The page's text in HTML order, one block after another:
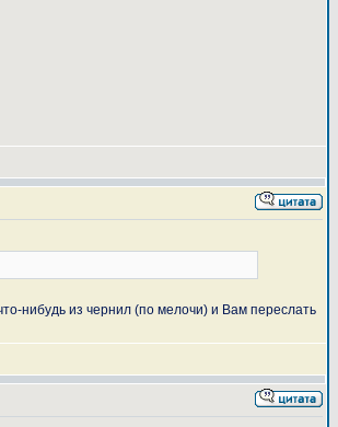
нибудь из чернил (по мелочи) и Вам переслать